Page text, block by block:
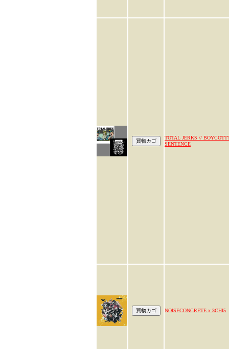
TOTAL JERKS //
SENTENCE
NOISECONCRETE x 3CHI5